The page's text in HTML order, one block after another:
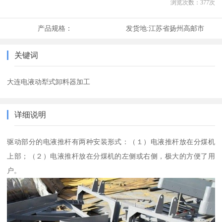
浏览次数： 377次
产品规格： 发货地:江苏省扬州高邮市
关键词
大连电液动犁式卸料器加工
详细说明
驱动部分的电液推杆有两种安装形式：（１）电液推杆放在分煤机
上部；（２）电液推杆放在分煤机的左侧或右侧，极大的方便了用
户。